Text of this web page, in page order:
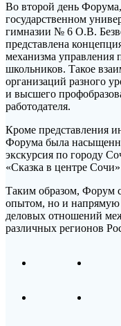
Во второй день
государственном
гимназии № 6 О.В.
представлена
механизма управления
школьников. Такое
организаций разного
и высшего
работодателя.
Кроме представления
Форума была
экскурсия по городу
«Сказка в центре
Таким образом, Форум
опытом, но и напрямую
деловых отношений
различных регионов